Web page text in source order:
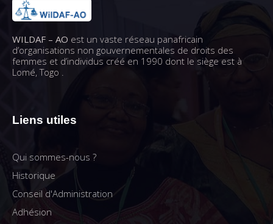
WILDAF – AO est un vaste réseau panafricain
d’organisations non gouvernementales de droits des
femmes et d’individus créé en 1990 dont le siège est à
Lomé, Togo .
Liens utiles
Qui sommes-nous ?
Historique
Conseil d'Administration
Adhésion